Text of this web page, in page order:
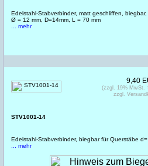
Edelstahl-Stabverbinder, matt geschliffen,
Ø = 12 mm, D=14mm, L = 70 mm
... mehr
STV1001-14
Edelstahl-Stabverbinder, biegbar für Querstäbe
... mehr
9,40
(zzgl. 19% MwSt.
zzgl.